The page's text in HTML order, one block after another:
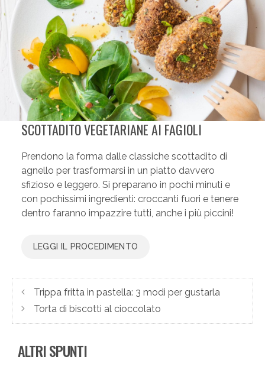
SCOTTADITO VEGETARIANE AI FAGIOLI
Prendono la forma dalle classiche scottadito di
agnello per trasformarsi in un piatto davvero
sfizioso e leggero. Si preparano in pochi minuti e
con pochissimi ingredienti: croccanti fuori e tenere
dentro faranno impazzire tutti, anche i più piccini!
LEGGI IL PROCEDIMENTO
Trippa fritta in pastella: 3 modi per gustarla
Torta di biscotti al cioccolato
ALTRI SPUNTI